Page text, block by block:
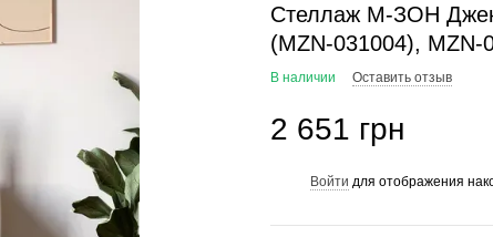
Стеллаж М-ЗОН
(MZN-031004), MZN-
В наличии Оставить отзыв
2 651 грн
Войти для отображения